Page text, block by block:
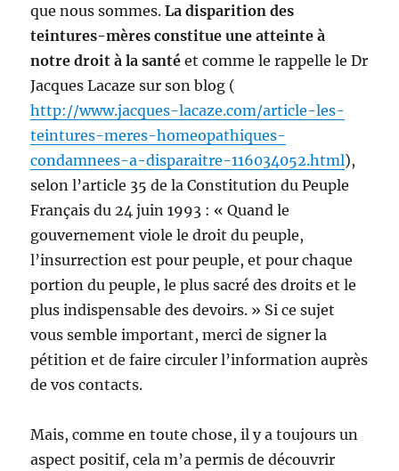
que nous sommes.La disparition des
teintures-mères constitue une atteinte à
notre droit à la santé et comme le rappelle le Dr
Jacques Lacaze sur son blog (
http://www.jacques-lacaze.com/article-les-
teintures-meres-homeopathiques-
condamnees-a-disparaitre-116034052.html),
selon l’article 35 de la Constitution du Peuple
Français du 24 juin 1993 : « Quand le
gouvernement viole le droit du peuple,
l’insurrection est pour peuple, et pour chaque
portion du peuple, le plus sacré des droits et le
plus indispensable des devoirs. » Si ce sujet
vous semble important, merci de signer la
pétition et de faire circuler l’information auprès
de vos contacts.
Mais, comme en toute chose, il y a toujours un
aspect positif, cela m’a permis de découvrir